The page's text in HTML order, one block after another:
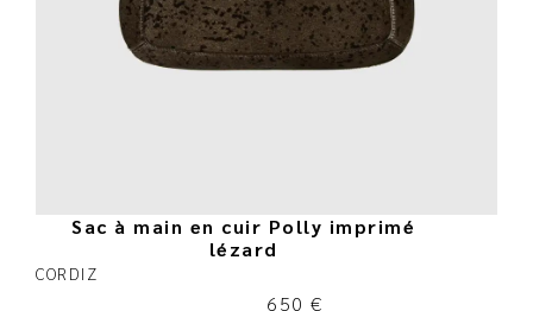
Sac à main en cuir Polly imprimé
lézard
CORDIZ
650 €